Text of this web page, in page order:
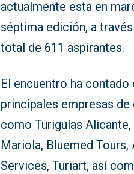
actualmente esta en
séptima edición, a
total de 611 aspirantes.
El encuentro ha
principales empresas
como Turiguías
Mariola, Bluemed
Services, Turiart, así